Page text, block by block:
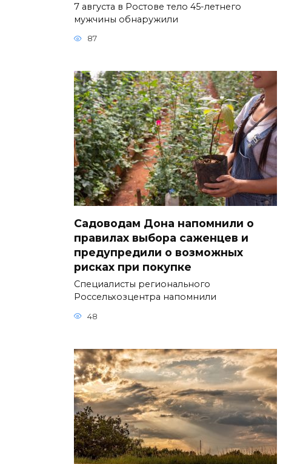
7 августа в Ростове тело 45-летнего
мужчины обнаружили
87
Садоводам Дона напомнили о
правилах выбора саженцев и
предупредили о возможных
рисках при покупке
Специалисты регионального
Россельхозцентра напомнили
48